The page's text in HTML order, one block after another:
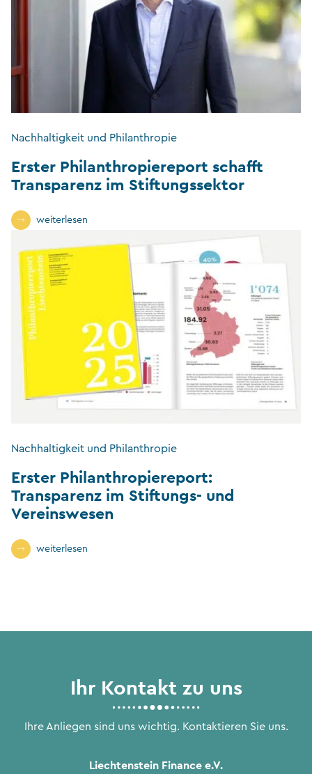
Nachhaltigkeit und Philanthropie
Erster Philanthropiereport schafft
Transparenz im Stiftungssektor
weiterlesen
Nachhaltigkeit und Philanthropie
Erster Philanthropiereport:
Transparenz im Stiftungs- und
Vereinswesen
weiterlesen
Ihr Kontakt zu uns
Ihre Anliegen sind uns wichtig. Kontaktieren Sie uns.
Liechtenstein Finance e.V.